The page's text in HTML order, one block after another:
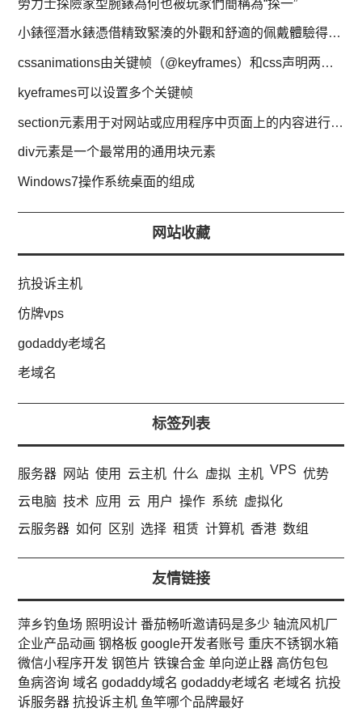
勞力士探險家型腕錶為何也被玩家們簡稱為“探一”
小錶徑潛水錶憑借精致緊湊的外觀和舒適的佩戴體驗得到玩家喜愛
cssanimations由关键帧（@keyframes）和css声明两部分构成
kyeframes可以设置多个关键帧
section元素用于对网站或应用程序中页面上的内容进行分块
div元素是一个最常用的通用块元素
Windows7操作系统桌面的组成
网站收藏
抗投诉主机
仿牌vps
godaddy老域名
老域名
标签列表
服务器 网站 使用 云主机 什么 虚拟 主机 VPS 优势
云电脑 技术 应用 云 用户 操作 系统 虚拟化
云服务器 如何 区别 选择 租赁 计算机 香港 数组
友情链接
萍乡钓鱼场 照明设计 番茄畅听邀请码是多少 轴流风机厂
企业产品动画 钢格板 google开发者账号 重庆不锈钢水箱
微信小程序开发 钢笆片 铁镍合金 单向逆止器 高仿包包
鱼病咨询 域名 godaddy域名 godaddy老域名 老域名 抗投
诉服务器 抗投诉主机 鱼竿哪个品牌最好